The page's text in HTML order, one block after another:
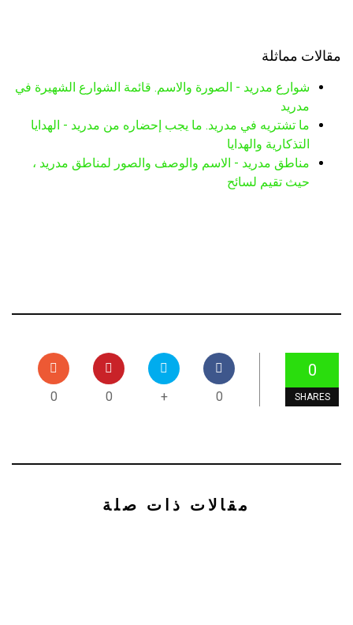
مقالات مماثلة
شوارع مدريد - الصورة والاسم. قائمة الشوارع الشهيرة في
مدريد
ما تشتريه في مدريد. ما يجب إحضاره من مدريد - الهدايا
التذكارية والهدايا
مناطق مدريد - الاسم والوصف والصور لمناطق مدريد ،
حيث تقيم لسائح
0
SHARES
0
+
0
0
مقالات ذات صلة